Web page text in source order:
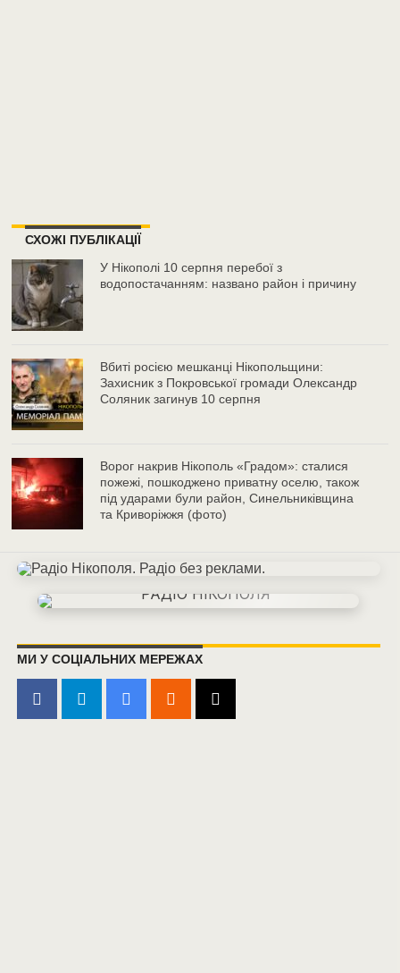
СХОЖІ ПУБЛІКАЦІЇ
У Нікополі 10 серпня перебої з
водопостачанням: названо район і причину
Вбиті росією мешканці Нікопольщини:
Захисник з Покровської громади Олександр
Соляник загинув 10 серпня
Ворог накрив Нікополь «Градом»: сталися
пожежі, пошкоджено приватну оселю, також
під ударами були район, Синельниківщина
та Криворіжжя (фото)
МИ У СОЦІАЛЬНИХ МЕРЕЖАХ